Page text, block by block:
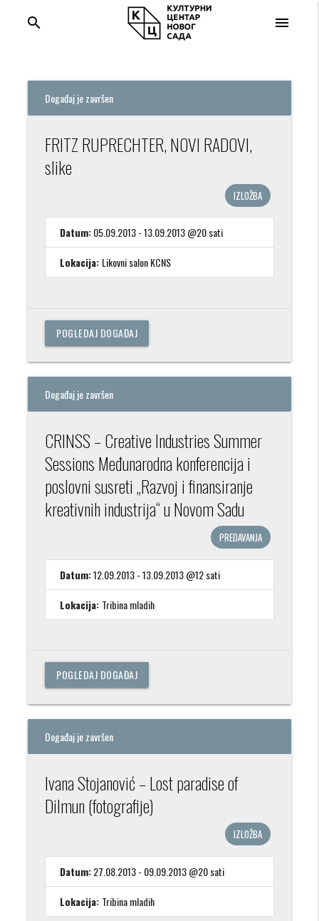
menu
search
Događaj je završen
FRITZ RUPRECHTER, NOVI RADOVI,
slike
IZLOŽBA
Datum:05.09.2013 - 13.09.2013 @20 sati
Lokacija: Likovni salon KCNS
POGLEDAJ DOGAĐAJ
Događaj je završen
CRINSS – Creative Industries Summer
Sessions Međunarodna konferencija i
poslovni susreti „Razvoj i finansiranje
kreativnih industrija“ u Novom Sadu
PREDAVANJA
Datum:12.09.2013 - 13.09.2013 @12 sati
Lokacija: Tribina mladih
POGLEDAJ DOGAĐAJ
Događaj je završen
Ivana Stojanović – Lost paradise of
Dilmun (fotografije)
IZLOŽBA
Datum:27.08.2013 - 09.09.2013 @20 sati
Lokacija: Tribina mladih